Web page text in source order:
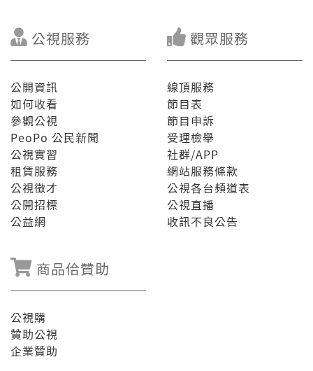
公視服務
公開資訊
如何收看
參觀公視
PeoPo 公民新聞
公視實習
租賃服務
公視徵才
公開招標
公益網
觀眾服務
線頂服務
節目表
節目申訴
受理檢舉
社群/APP
網站服務條款
公視各台頻道表
公視直播
收訊不良公告
商品佮贊助
公視購
贊助公視
企業贊助